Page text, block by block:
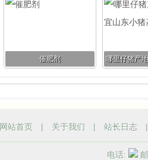
催肥剂
哪里仔猪产
网站首页 | 关于我们 | 站长日志
电话: